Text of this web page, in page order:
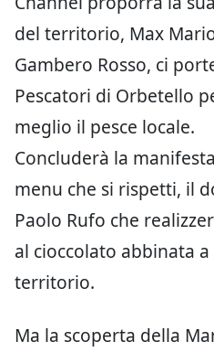
del territorio, Max
Gambero Rosso, ci
Pescatori di Orbetello
meglio il pesce locale.
Concluderà la
menu che si rispetti, il
Paolo Rufo che
al cioccolato abbinata
territorio.
Ma la scoperta della